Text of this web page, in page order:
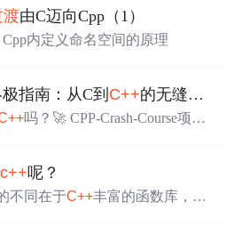
不在冲突了namespace只能定义
项目工程中多文件中定义的同
址。
渡由C迈向Cpp（1）
内定义命名空间的原理
极指南：从C到 C++的无缝过渡
吗？🚀 CPP-Crash-Course项目
的完整学习指南，让你在短时
过渡。 ## 🔍 为什么选择CPP-Cr
c++呢？
不同在于C++丰富的函数库，其